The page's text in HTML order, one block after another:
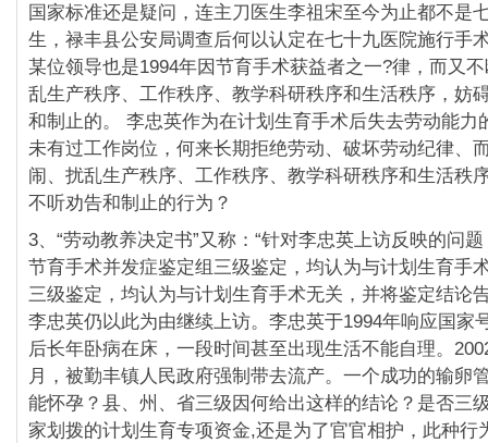
国家标准还是疑问，连主刀医生李祖宋至今为止都不是
生，禄丰县公安局调查后何以认定在七十九医院施行手
某位领导也是1994年因节育手术获益者之一?律，而又
乱生产秩序、工作秩序、教学科研秩序和生活秩序，妨
和制止的。 李忠英作为在计划生育手术后失去劳动能力
未有过工作岗位，何来长期拒绝劳动、破坏劳动纪律、
闹、扰乱生产秩序、工作秩序、教学科研秩序和生活秩
不听劝告和制止的行为？
3、“劳动教养决定书”又称：“针对李忠英上访反映的问
节育手术并发症鉴定组三级鉴定，均认为与计划生育手
三级鉴定，均认为与计划生育手术无关，并将鉴定结论
李忠英仍以此为由继续上访。李忠英于1994年响应国家
后长年卧病在床，一段时间甚至出现生活不能自理。
月，被勤丰镇人民政府强制带去流产。一个成功的输卵
能怀孕？县、州、省三级因何给出这样的结论？是否三
家划拨的计划生育专项资金,还是为了官官相护，此种行